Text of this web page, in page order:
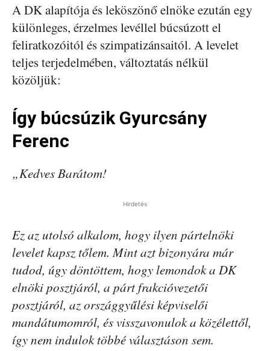
A DK alapítója és leköszönő elnöke ezután egy
különleges, érzelmes levéllel búcsúzott el
feliratkozóitól és szimpatizánsaitól. A levelet
teljes terjedelmében, változtatás nélkül
közöljük:
Így búcsúzik Gyurcsány
Ferenc
„Kedves Barátom!
Hirdetés
Ez az utolsó alkalom, hogy ilyen pártelnöki
levelet kapsz tőlem. Mint azt bizonyára már
tudod, úgy döntöttem, hogy lemondok a DK
elnöki posztjáról, a párt frakcióvezetői
posztjáról, az országgyűlési képviselői
mandátumomról, és visszavonulok a közélettől,
így nem indulok többé választáson sem.